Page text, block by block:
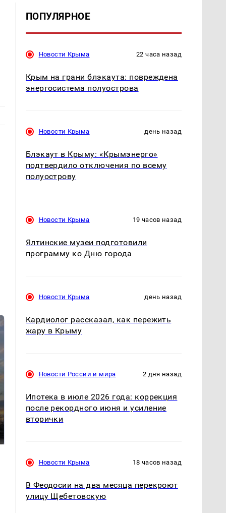
В магазинах России
СМИ: В Химках на
полицейскую
ПОПУЛЯРНОЕ
Новости Крыма 22 часа назад
Крым на грани блэкаута: повреждена
энергосистема полуострова
Новости Крыма день назад
Блэкаут в Крыму: «Крымэнерго»
подтвердило отключения по всему
полуострову
Новости Крыма 19 часов назад
Ялтинские музеи подготовили
программу ко Дню города
Новости Крыма день назад
Кардиолог рассказал, как пережить
жару в Крыму
Новости России и мира 2 дня назад
Ипотека в июле 2026 года: коррекция
после рекордного июня и усиление
вторички
Новости Крыма 18 часов назад
В Феодосии на два месяца перекроют
улицу Щебетовскую